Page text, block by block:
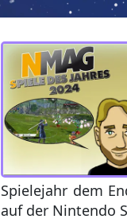
Spielejahr dem
auf der Nintendo